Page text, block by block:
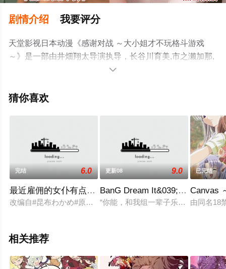
剧情介绍 我要评分
天堂影视日本动漫《感谢对战 ～大小姐才不玩格斗游戏
～》是一部由井畑翔太导演执导，长谷川育美,市之濑加那,
千本木彩花,下地紫野等明星演员精彩演绎的日本动漫，手
更多相关信息可移步至豆瓣动漫、电视猫或剧情网等平台

猜你喜欢
完结 6.0
最近雇佣的女仆有点奇怪
改编自#昆布わかめ#原作漫画的7月新番《#最近雇佣的女仆有
更新08 9.0
BanG Dream It&039;s MyGO
“你能，和我组一辈子乐队吗？” 高
已完结
Canvas
由同名18
相关推荐